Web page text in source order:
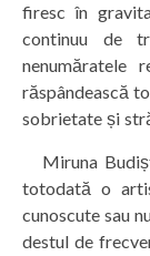
firesc în
continuu de
nenumăratele
răspândească
sobrietate și
Miruna
totodată o
cunoscute sau
destul de